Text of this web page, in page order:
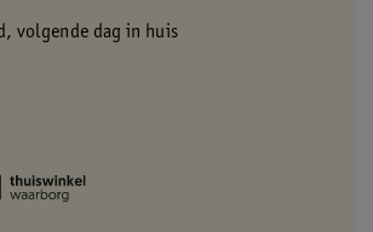
volgende dag in huis